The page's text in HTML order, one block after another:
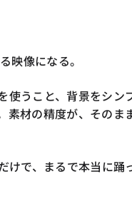
映像になる。
使うこと、背景をシン
素材の精度が、そのま
けで、まるで本当に踊